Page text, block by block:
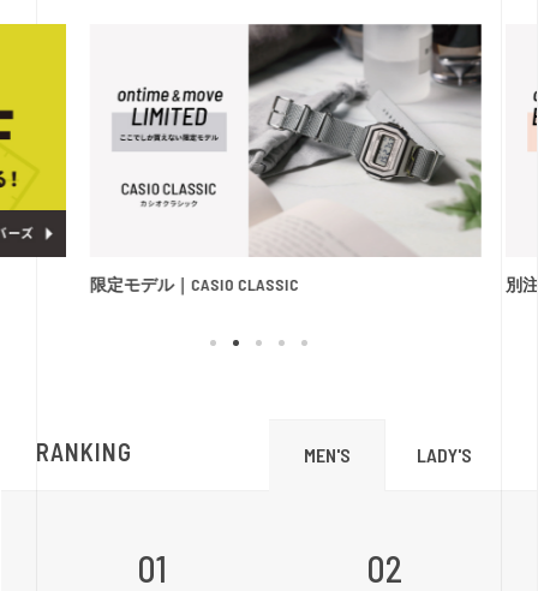
限定モデル｜CASIO CLASSIC 別
RANKING MEN'S LADY'S
01 02